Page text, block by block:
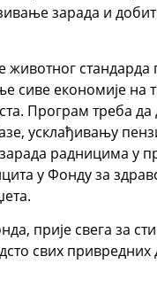
зарада и
стандарда
сиве економије на
Програм треба
усклађивању
радницима у
у Фонду за
прије свега за
свих привредних